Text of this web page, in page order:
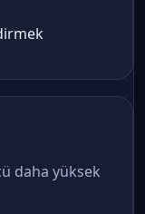
daha yüksek